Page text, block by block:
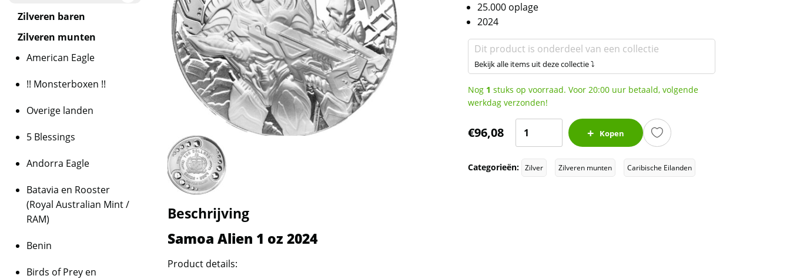
Beschrijving
Samoa Alien 1 oz 2024
Product details:
25.000 oplage
2024
Dit product is onderdeel van een collectie
Bekijk alle items uit deze collectie ⤵
Nog 1 stuks op voorraad. Voor 20:00 uur betaald, volgende
werkdag verzonden!
€96,08
Alien
oz
Kopen
Categorieën: Zilver Zilveren munten Caribische Eilanden
Zilveren baren
Zilveren munten
American Eagle
!! Monsterboxen !!
Overige landen
5 Blessings
Andorra Eagle
Batavia en Rooster
(Royal Australian Mint /
RAM)
Benin
Birds of Prey en